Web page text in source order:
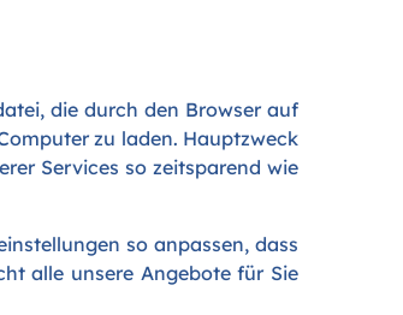
die durch den Browser auf
zu laden. Hauptzweck
Services so zeitsparend wie
so anpassen, dass
alle unsere Angebote für Sie